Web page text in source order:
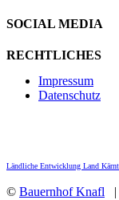
SOCIAL MEDIA
RECHTLICHES
Impressum
Datenschutz
Ländliche Entwicklung Land
© Bauernhof Knafl |